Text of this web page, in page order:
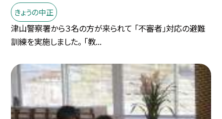
きょうの中正
津山警察署から３名の方が来られて 「不審者」対応の避難
訓練を実施しました。 「教...